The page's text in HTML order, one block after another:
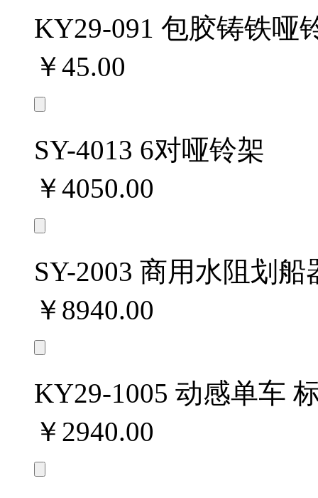
KY29-091 包胶铸铁哑
￥45.00
SY-4013 6对哑铃架
￥4050.00
SY-2003 商用水阻划船
￥8940.00
KY29-1005 动感单车
￥2940.00